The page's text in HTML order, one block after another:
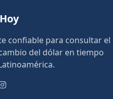
confiable para consultar el
del dólar en tiempo